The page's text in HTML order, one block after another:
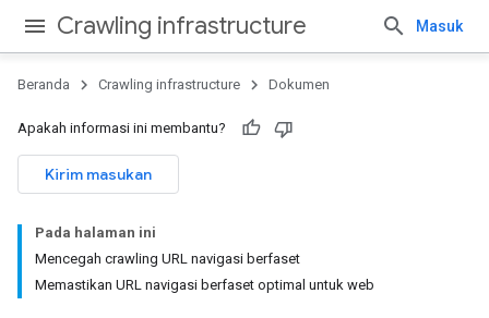
Crawling infrastructure Masuk
Beranda Crawling infrastructure Dokumen
Apakah informasi ini membantu?
Kirim masukan
Pada halaman ini
Mencegah crawling URL navigasi berfaset
Memastikan URL navigasi berfaset optimal untuk web